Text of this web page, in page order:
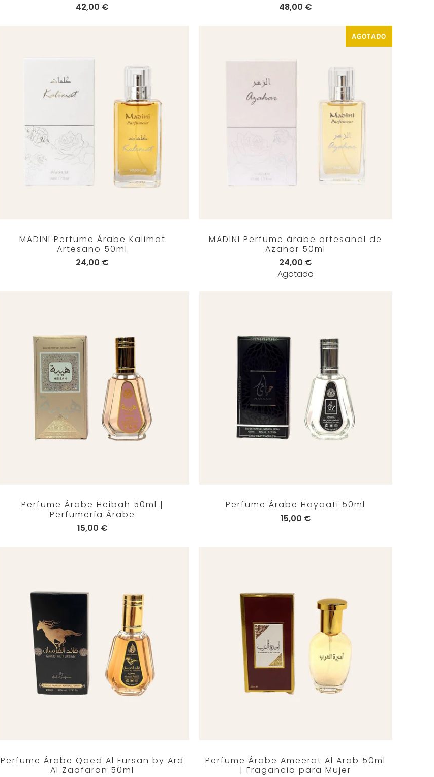
42,00 €
48,00 €
MADINI Perfume Árabe Kalimat
Artesano 50ml
24,00 €
AGOTADO
MADINI Perfume árabe artesanal de
Azahar 50ml
24,00 €
Agotado
Perfume Árabe Heibah 50ml |
Perfumería Árabe
15,00 €
Perfume Árabe Hayaati 50ml
15,00 €
Perfume Árabe Qaed Al Fursan by Ard
Al Zaafaran 50ml
Perfume Árabe Ameerat Al Arab 50ml
| Fragancia para Mujer